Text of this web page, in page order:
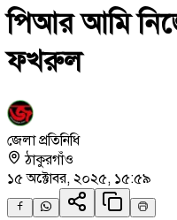
পিআর আমি
ফখরুল
জেলা প্রতিনিধি
ঠাকুরগাঁও
১৫ অক্টোবর, ২০২৫, ১৫:৫৯